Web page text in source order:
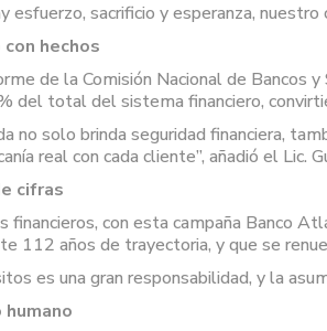
esfuerzo, sacrificio y esperanza,
hechos
de la Comisión Nacional de
del total del sistema financiero,
no solo brinda seguridad financiera,
real con cada cliente”, añadió el Lic.
cifras
financieros, con esta campaña Banco
112 años de trayectoria, y que se
es una gran responsabilidad, y la